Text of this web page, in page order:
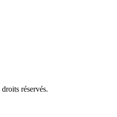
réservés.